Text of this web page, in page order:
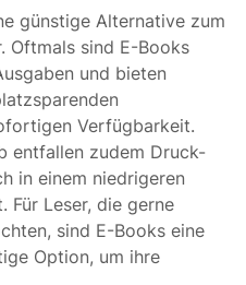
günstige Alternative zum
Oftmals sind E-Books
und bieten
Verfügbarkeit.
entfallen zudem Druck-
in einem niedrigeren
Für Leser, die gerne
sind E-Books eine
Option, um ihre